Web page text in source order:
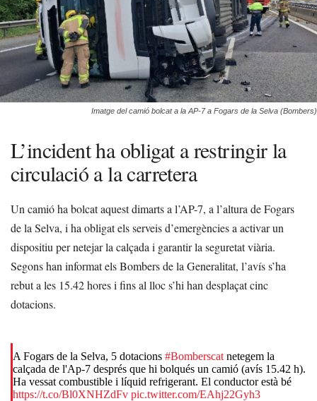
Imatge del camió bolcat a la AP-7 a Fogars de la Selva (Bombers)
L’incident ha obligat a restringir la
circulació a la carretera
Un camió ha bolcat aquest dimarts a l’AP-7, a l’altura de Fogars
de la Selva, i ha obligat els serveis d’emergències a activar un
dispositiu per netejar la calçada i garantir la seguretat viària.
Segons han informat els Bombers de la Generalitat, l’avís s’ha
rebut a les 15.42 hores i fins al lloc s’hi han desplaçat cinc
dotacions.
A Fogars de la Selva, 5 dotacions #Bomberscat netegem la
calçada de l'Ap-7 després que hi bolqués un camió (avís 15.42 h).
Ha vessat combustible i líquid refrigerant. El conductor està bé
https://t.co/Bl0XNHZdFv pic.twitter.com/EAhj22Gyh3